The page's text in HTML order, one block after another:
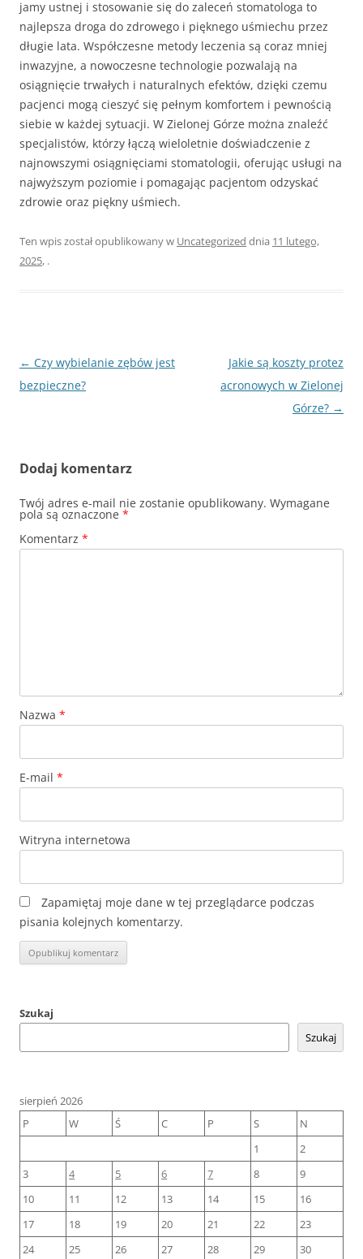
jamy ustnej i stosowanie się do zaleceń stomatologa to
najlepsza droga do zdrowego i pięknego uśmiechu przez
długie lata. Współczesne metody leczenia są coraz mniej
inwazyjne, a nowoczesne technologie pozwalają na
osiągnięcie trwałych i naturalnych efektów, dzięki czemu
pacjenci mogą cieszyć się pełnym komfortem i pewnością
siebie w każdej sytuacji. W Zielonej Górze można znaleźć
specjalistów, którzy łączą wieloletnie doświadczenie z
najnowszymi osiągnięciami stomatologii, oferując usługi na
najwyższym poziomie i pomagając pacjentom odzyskać
zdrowie oraz piękny uśmiech.
Ten wpis został opublikowany w Uncategorized dnia 11 lutego,
2025, .
Nawigacja
wpisu
← Czy wybielanie zębów jest
bezpieczne?
Jakie są koszty protez
acronowych w Zielonej
Górze? →
Dodaj komentarz
Twój adres e-mail nie zostanie opublikowany. Wymagane
pola są oznaczone *
Komentarz *
Nazwa *
E-mail *
Witryna internetowa
Zapamiętaj moje dane w tej przeglądarce podczas
pisania kolejnych komentarzy.
Szukaj
Szukaj
sierpień 2026
P
W Ś C P S
N
1
2
3
4 5 6 7 8
9
10
11 12 13 14 15
16
17
18 19 20 21 22
23
24
25 26 27 28 29
30